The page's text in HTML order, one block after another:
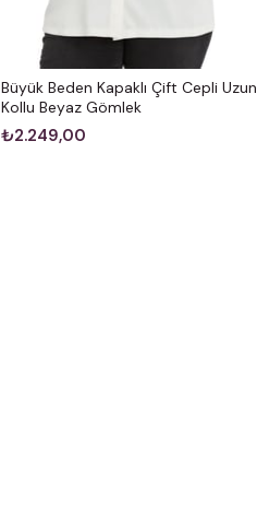
Büyük Beden Kapaklı Çift Cepli Uzun
Kollu Beyaz Gömlek
₺2.249,00